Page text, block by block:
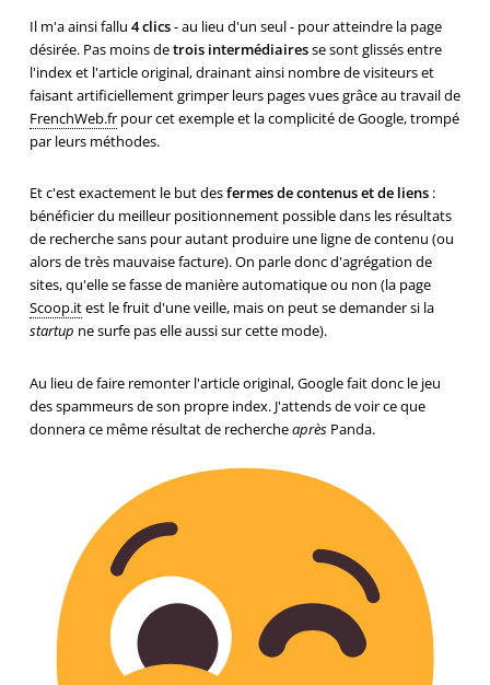
Il m'a ainsi fallu 4 clics- au lieu d'un seul - pour atteindre la page
désirée. Pas moins detrois intermédiairesse sont glissés entre
l'index et l'article original, drainant ainsi nombre de visiteurs et
faisant artificiellement grimper leurs pages vues grâce au travail de
FrenchWeb.frpour cet exemple et la complicité de Google, trompé
par leurs méthodes.
Et c'est exactement le but desfermes de contenus et de liens:
bénéficier du meilleur positionnement possible dans les résultats
de recherche sans pour autant produire une ligne de contenu (ou
alors de très mauvaise facture). On parle donc d'agrégation de
sites, qu'elle se fasse de manière automatique ou non (la page
Scoop.itest le fruit d'une veille, mais on peut se demander si la
startup ne surfe pas elle aussi sur cette mode).
Au lieu de faire remonter l'article original, Google fait donc le jeu
des spammeurs de son propre index. J'attends de voir ce que
donnera ce même résultat de rechercheaprèsPanda.